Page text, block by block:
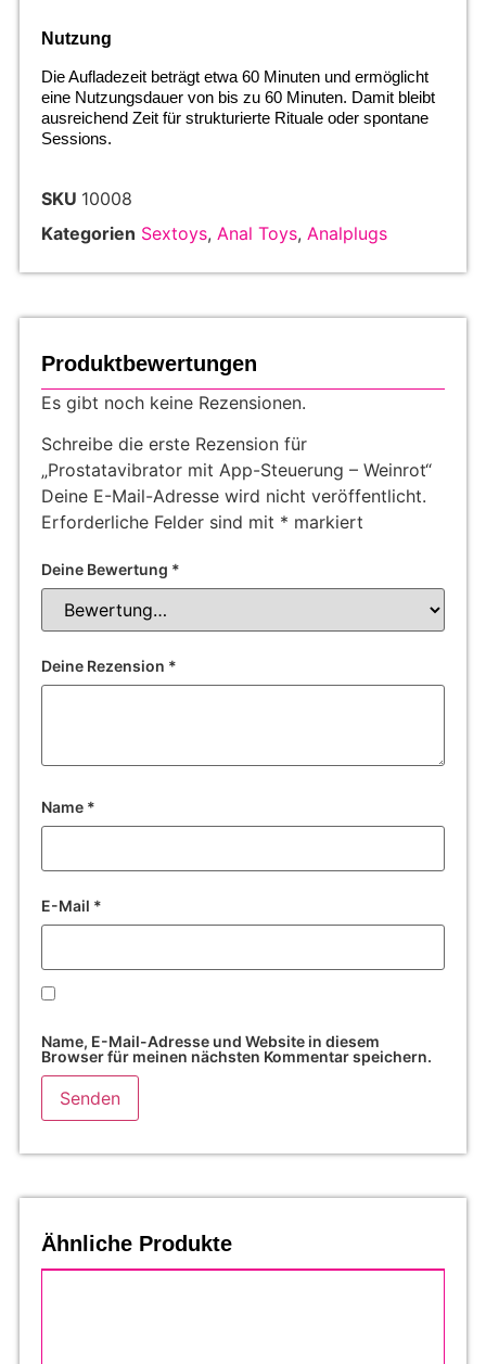
Nutzung
Die Aufladezeit beträgt etwa 60 Minuten und ermöglicht
eine Nutzungsdauer von bis zu 60 Minuten. Damit bleibt
ausreichend Zeit für strukturierte Rituale oder spontane
Sessions.
SKU 10008
Kategorien Sextoys, Anal Toys, Analplugs
Produktbewertungen
Es gibt noch keine Rezensionen.
Schreibe die erste Rezension für
„Prostatavibrator mit App-Steuerung – Weinrot“
Deine E-Mail-Adresse wird nicht veröffentlicht.
Erforderliche Felder sind mit * markiert
Deine Bewertung *
Deine Rezension *
Name *
E-Mail *
Name, E-Mail-Adresse und Website in diesem
Browser für meinen nächsten Kommentar speichern.
Ähnliche Produkte